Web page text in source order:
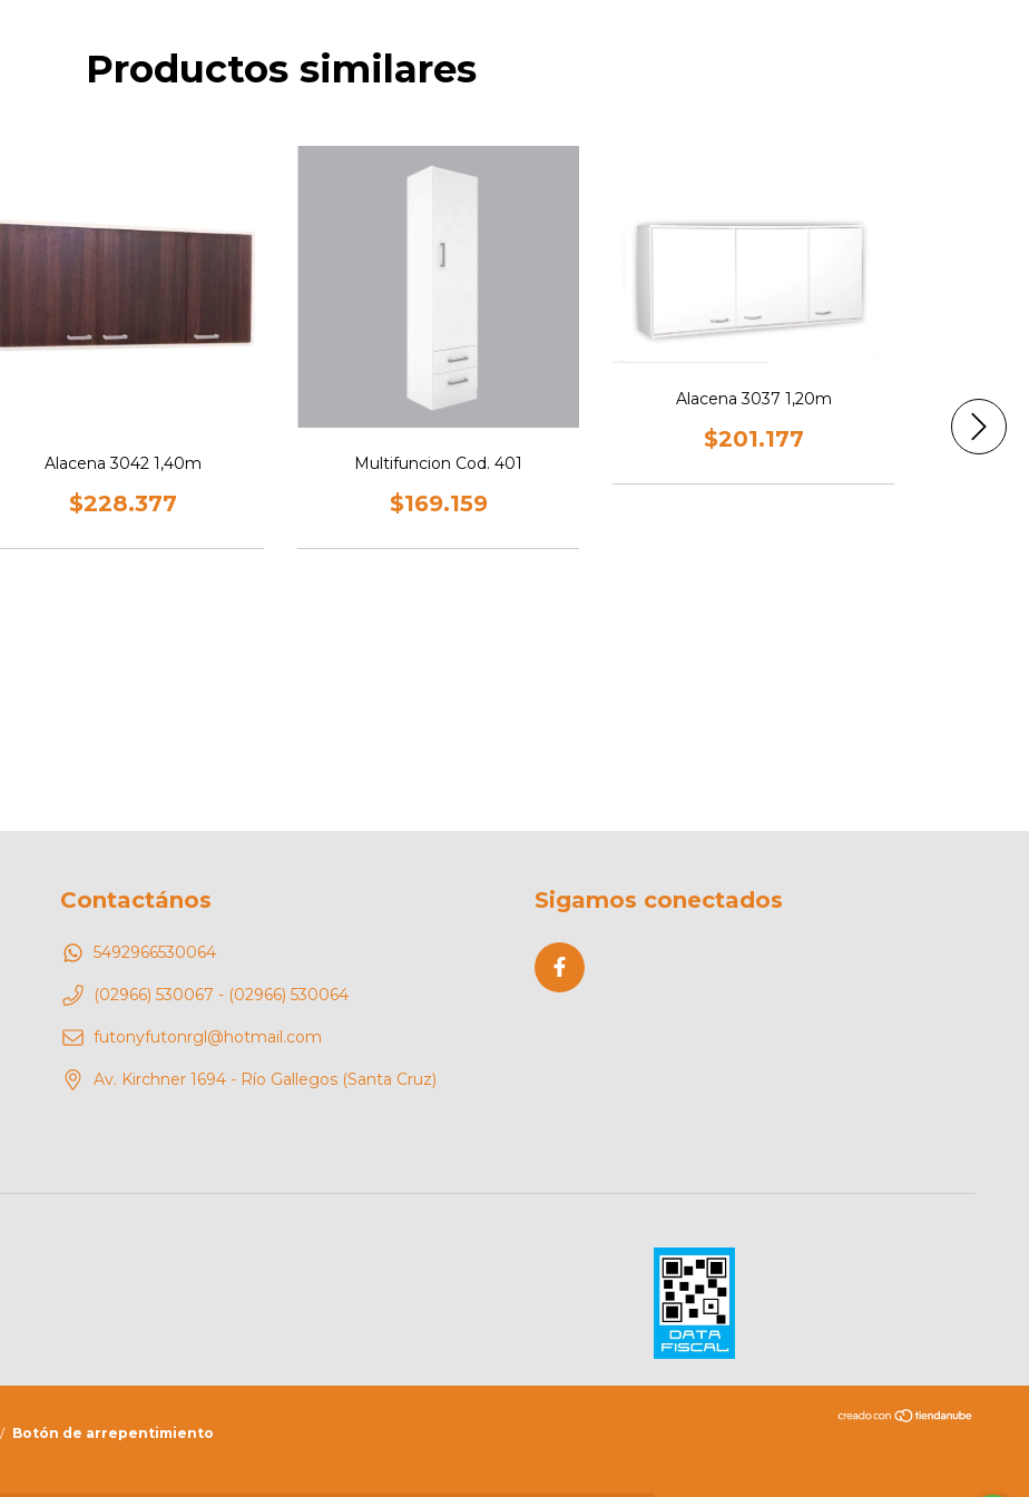
Productos similares
Alacena 3042 1,40m
$228.377
Multifuncion Cod. 401
$169.159
Alacena 3037 1,20m
$201.177
Contactános
5492966530064
(02966) 530067 - (02966) 530064
futonyfutonrgl@hotmail.com
Av. Kirchner 1694 - Río Gallegos (Santa Cruz)
Sigamos conectados
/ Botón de arrepentimiento